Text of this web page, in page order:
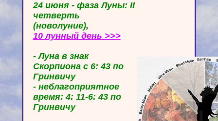
24 июня - фаза Луны: II
четверть
(новолуние),
10 лунный день >>>
- Луна в знак
Скорпиона с 6: 43 по
Гринвичу
- неблагоприятное
время: 4: 11-6: 43 по
Гринвичу